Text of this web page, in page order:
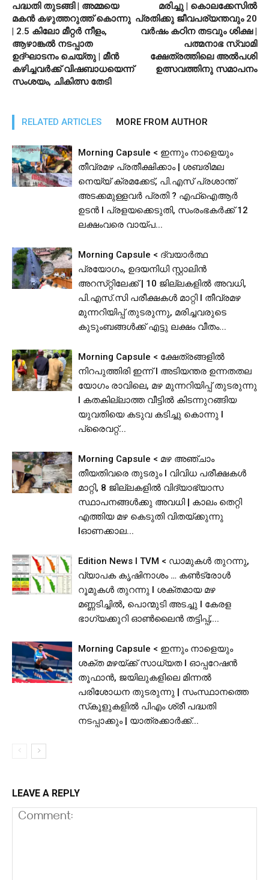
പദ്ധതി തുടങ്ങി | അമ്മയെ
മകന്‍ കഴുത്തറുത്ത് കൊന്നു
| 2.5 കിലോ മീറ്റര്‍ നീളം,
ആഴാങ്കല്‍ നടപ്പാത
ഉദ്ഘാടനം ചെയ്തു | മീന്‍
കഴിച്ചവര്‍ക്ക് വിഷബാധയെന്ന്
സംശയം, ചികിത്സ തേടി
മരിച്ചു | കൊലക്കേസില്‍
പ്രതിക്കു ജീവപര്യന്തവും 20
വര്‍ഷം കഠിന തടവും ശിക്ഷ |
പത്മനാഭ സ്വാമി
ക്ഷേത്രത്തിലെ അല്‍പശി
ഉത്സവത്തിനു സമാപനം
RELATED ARTICLES MORE FROM AUTHOR
Morning Capsule < ഇന്നും നാളെയും
തീവ്രമഴ പ്രതീക്ഷിക്കാം | ശബരിമല
നെയ്യ് ക്രമക്കേട്, പി.എസ് പ്രശാന്ത്
അടക്കമുള്ളവർ പ്രതി ? എഫ്ഐആർ
ഉടൻ I പ്രളയക്കെടുതി, സംരംഭകർക്ക് 12
ലക്ഷംവരെ വായ്പ...
Morning Capsule < ദ്വയാർത്ഥ
പ്രയോഗം, ഉദയനിധി സ്റ്റാലിൻ
അറസ്‌റ്റിലേക്ക് | 10 ജില്ലകളിൽ അവധി,
പി.​​​എ​​​സ്.​​​സി​​​ ​​​പ​​​രീ​​​ക്ഷ​​​ക​​​ൾ​​​ ​​​മാ​​​റ്റി I തീവ്രമഴ
മുന്നറിയിപ്പ് തുടരുന്നു, മരിച്ചവരുടെ
കുടുംബങ്ങൾക്ക് എട്ടു ലക്ഷം വീതം...
Morning Capsule < ക്ഷേത്രങ്ങളിൽ
നിറപുത്തിരി ഇന്ന് l അടിയന്തര ഉന്നതതല
യോഗം രാവിലെ, മഴ മുന്നറിയിപ്പ് തുടരുന്നു
I കതകില്ലാത്ത വീട്ടില്‍ കിടന്നുറങ്ങിയ
യുവതിയെ കടുവ കടിച്ചു കൊന്നു l
പ്രൈവറ്റ്...
Morning Capsule < മഴ അഞ്ചാം
തീയതിവരെ തുടരും I വിവിധ പരീക്ഷകൾ
മാറ്റി, 8 ജില്ലകളിൽ വിദ്യാഭ്യാസ
സ്ഥാപനങ്ങള്‍ക്കു അവധി | കാലം തെറ്റി
എത്തിയ മഴ കെടുതി വിതയ്ക്കുന്നു
lഓണക്കാല...
Edition News I TVM < ഡാമുകൾ തുറന്നു,
വ്യാപക കൃഷിനാശം … കൺട്രോൾ
റൂമുകൾ തുറന്നു l ശക്തമായ മഴ
മണ്ണടിച്ചിൽ, പൊന്മുടി അടച്ചു l കേരള
ഭാഗ്യക്കുറി ഓൺലൈൻ തട്ടിപ്പ്,...
Morning Capsule < ഇന്നും നാളെയും
ശക്ത മഴയ്ക്ക് സാധ്യത I ഓപ്പറേഷൻ
തൂഫാൻ, ജയിലുകളിലെ മിന്നൽ
പരിശോധന തുടരുന്നു | സംസ്ഥാനത്തെ
സ്‌കൂളുകളിൽ പിഎം ശ്രീ പദ്ധതി
നടപ്പാക്കും | യാത്രക്കാര്‍ക്ക്...
LEAVE A REPLY